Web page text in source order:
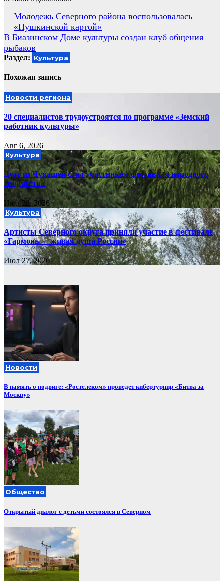
Навигация
по
записям
Молодежь Северного района воспользовалась
«Пушкинской картой»
В Биазинском Доме культуры создан клуб общения
рыбаков
Раздел: Культура
Похожая запись
Новости региона
20 специалистов трудоустроятся по программе «Земский
работник культуры»
Авг 6, 2026
Культура
Дуэт из Чувашей стал участником фестиваля народного
творчества
Июл 28, 2026
Культура
Артисты Северного округа приняли участие в фестивале
«Гармонь — живая душа России»
Июл 27, 2026
Новости
В память о подвиге: «Ростелеком» проведет кибертурнир «Битва за
Москву»
Общество
Открытый диалог с детьми состоялся в Северном